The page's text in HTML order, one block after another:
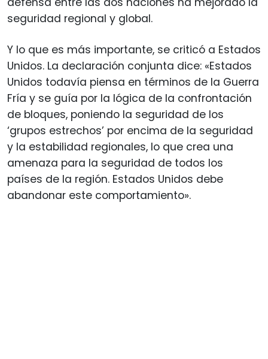
seguridad regional y global.
Y lo que es más importante, se criticó a Estados
Unidos. La declaración conjunta dice: «Estados
Unidos todavía piensa en términos de la Guerra
Fría y se guía por la lógica de la confrontación
de bloques, poniendo la seguridad de los
‘grupos estrechos’ por encima de la seguridad
y la estabilidad regionales, lo que crea una
amenaza para la seguridad de todos los
países de la región. Estados Unidos debe
abandonar este comportamiento».